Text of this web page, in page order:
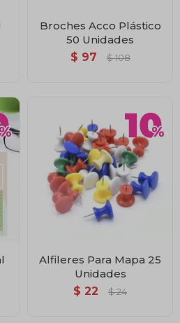
Broches Acco Plástico
50 Unidades
$ 97 $ 108
Alfileres Para Mapa 25
Unidades
$ 22 $ 24